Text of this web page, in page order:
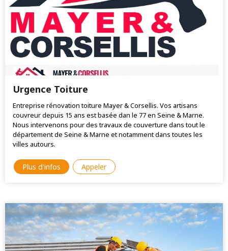
Urgence Toiture
Entreprise rénovation toiture Mayer & Corsellis. Vos artisans
couvreur depuis 15 ans est basée dan le 77 en Seine & Marne.
Nous intervenons pour des travaux de couverture dans tout le
département de Seine & Marne et notamment dans toutes les
villes autours.
Plus d'infos Appeler